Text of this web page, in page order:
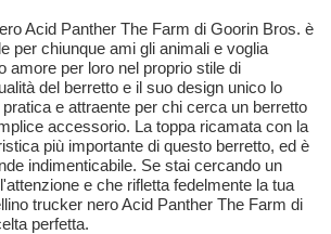
Acid Panther The Farm di Goorin Bros. è
per chiunque ami gli animali e voglia
amore per loro nel proprio stile di
del berretto e il suo design unico lo
e attraente per chi cerca un berretto
accessorio. La toppa ricamata con la
più importante di questo berretto, ed è
indimenticabile. Se stai cercando un
e che rifletta fedelmente la tua
trucker nero Acid Panther The Farm di
perfetta.